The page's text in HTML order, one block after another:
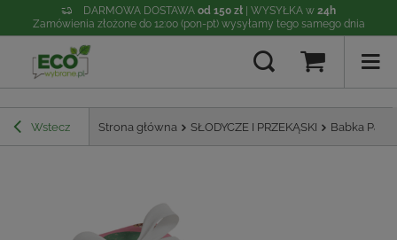
DARMOWA DOSTAWA od 150 zł | WYSYŁKA w 24h
Zamówienia złożone do 12:00 (pon-pt) wysyłamy tego samego dnia
Wstecz Strona główna SŁODYCZE I PRZEKĄSKI Babka